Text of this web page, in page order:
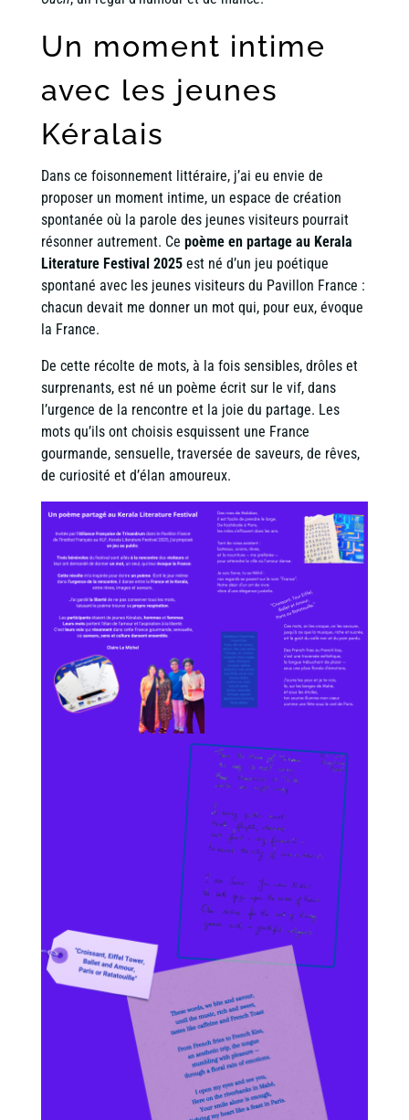
Un moment intime
avec les jeunes
Kéralais
Dans ce foisonnement littéraire, j’ai eu envie de
proposer un moment intime, un espace de création
spontanée où la parole des jeunes visiteurs pourrait
résonner autrement. Ce poème en partage au Kerala
Literature Festival 2025est né d’un jeu poétique
spontané avec les jeunes visiteurs du Pavillon France :
chacun devait me donner un mot qui, pour eux, évoque
la France.
De cette récolte de mots, à la fois sensibles, drôles et
surprenants, est né un poème écrit sur le vif, dans
l’urgence de la rencontre et la joie du partage. Les
mots qu’ils ont choisis esquissent une France
gourmande, sensuelle, traversée de saveurs, de rêves,
de curiosité et d’élan amoureux.